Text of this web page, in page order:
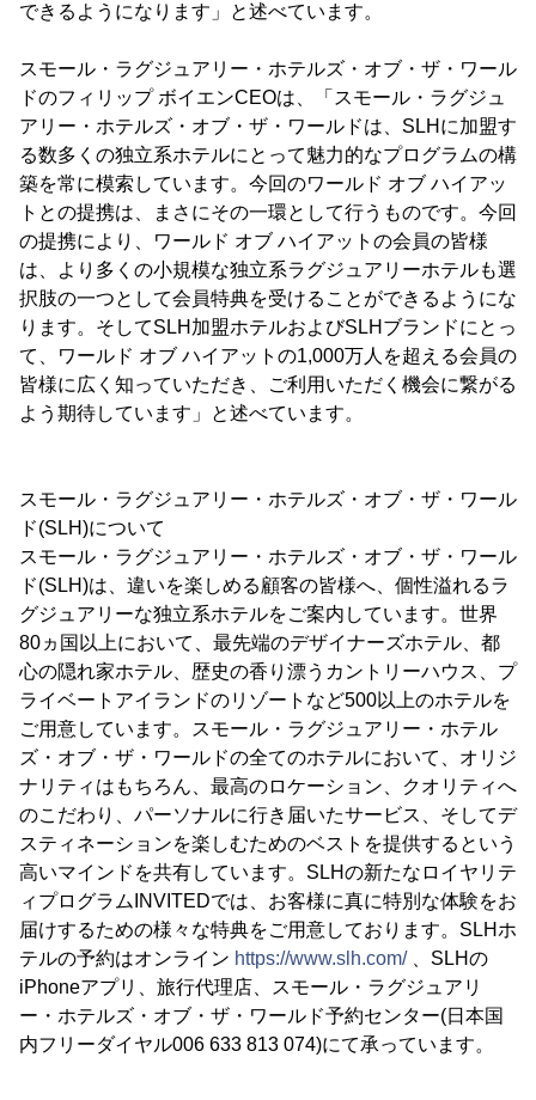
できるようになります」と述べています。
スモール・ラグジュアリー・ホテルズ・オブ・ザ・ワール
ドのフィリップ ボイエンCEOは、「スモール・ラグジュ
アリー・ホテルズ・オブ・ザ・ワールドは、SLHに加盟す
る数多くの独立系ホテルにとって魅力的なプログラムの構
築を常に模索しています。今回のワールド オブ ハイアッ
トとの提携は、まさにその一環として行うものです。今回
の提携により、ワールド オブ ハイアットの会員の皆様
は、より多くの小規模な独立系ラグジュアリーホテルも選
択肢の一つとして会員特典を受けることができるようにな
ります。そしてSLH加盟ホテルおよびSLHブランドにとっ
て、ワールド オブ ハイアットの1,000万人を超える会員の
皆様に広く知っていただき、ご利用いただく機会に繋がる
よう期待しています」と述べています。
スモール・ラグジュアリー・ホテルズ・オブ・ザ・ワール
ド(SLH)について
スモール・ラグジュアリー・ホテルズ・オブ・ザ・ワール
ド(SLH)は、違いを楽しめる顧客の皆様へ、個性溢れるラ
グジュアリーな独立系ホテルをご案内しています。世界
80ヵ国以上において、最先端のデザイナーズホテル、都
心の隠れ家ホテル、歴史の香り漂うカントリーハウス、プ
ライベートアイランドのリゾートなど500以上のホテルを
ご用意しています。スモール・ラグジュアリー・ホテル
ズ・オブ・ザ・ワールドの全てのホテルにおいて、オリジ
ナリティはもちろん、最高のロケーション、クオリティへ
のこだわり、パーソナルに行き届いたサービス、そしてデ
スティネーションを楽しむためのベストを提供するという
高いマインドを共有しています。SLHの新たなロイヤリテ
ィプログラムINVITEDでは、お客様に真に特別な体験をお
届けするための様々な特典をご用意しております。SLHホ
テルの予約はオンライン https://www.slh.com/、SLHの
iPhoneアプリ、旅行代理店、スモール・ラグジュアリ
ー・ホテルズ・オブ・ザ・ワールド予約センター(日本国
内フリーダイヤル006 633 813 074)にて承っています。